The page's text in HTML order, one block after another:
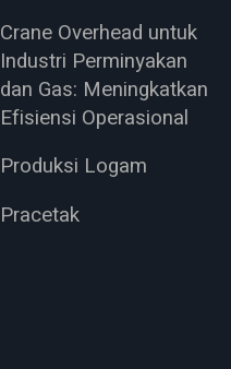
Crane Overhead untuk
Industri Perminyakan
dan Gas: Meningkatkan
Efisiensi Operasional
Produksi Logam
Pracetak